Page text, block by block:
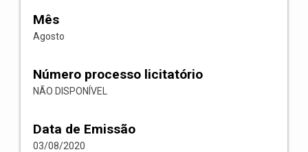
Mês
Agosto
Número processo licitatório
NÃO DISPONÍVEL
Data de Emissão
03/08/2020